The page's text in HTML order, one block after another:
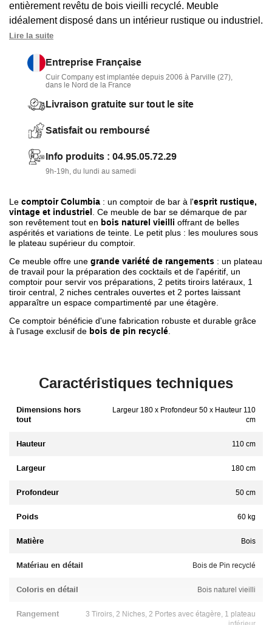
entièrement revêtu de bois vieilli recyclé. Meuble
idéalement disposé dans un intérieur rustique ou industriel.
Nombreux rangements avec 3 tiroirs, 2 niches, un plateau
Solide grâce à l'emploi de Pin recyclé.
Lire la suite
Entreprise Française
Cuir Company est implantée depuis 2006 à Parville (27),
dans le Nord de la France
Livraison gratuite sur tout le site
Satisfait ou remboursé
Info produits : 04.95.05.72.29
9h-19h, du lundi au samedi
Le comptoir Columbia : un comptoir de bar à l'esprit rustique,
vintage et industriel . Ce meuble de bar se démarque de par
son revêtement tout en bois naturel vieilli offrant de belles
aspérités et variations de teinte. Le petit plus : les moulures sous
le plateau supérieur du comptoir.
Ce meuble offre une grande variété de rangements : un plateau
de travail pour la préparation des cocktails et de l'apéritif, un
comptoir pour servir vos préparations, 2 petits tiroirs latéraux, 1
tiroir central, 2 niches centrales ouvertes et 2 portes laissant
apparaître un espace compartimenté par une étagère.
Ce comptoir bénéficie d'une fabrication robuste et durable grâce
à l'usage exclusif de bois de pin recyclé
Caractéristiques techniques
Dimensions hors
tout
Largeur 180 x Profondeur 50 x Hauteur 110
cm
Hauteur 110 cm
Largeur 180 cm
Profondeur 50 cm
Poids 60 kg
Matière Bois
Matériau en détail Bois de Pin recyclé
Coloris en détail Bois naturel vieilli
Rangement
3 Tiroirs, 2 Niches, 2 Portes avec étagère, 1 plateau